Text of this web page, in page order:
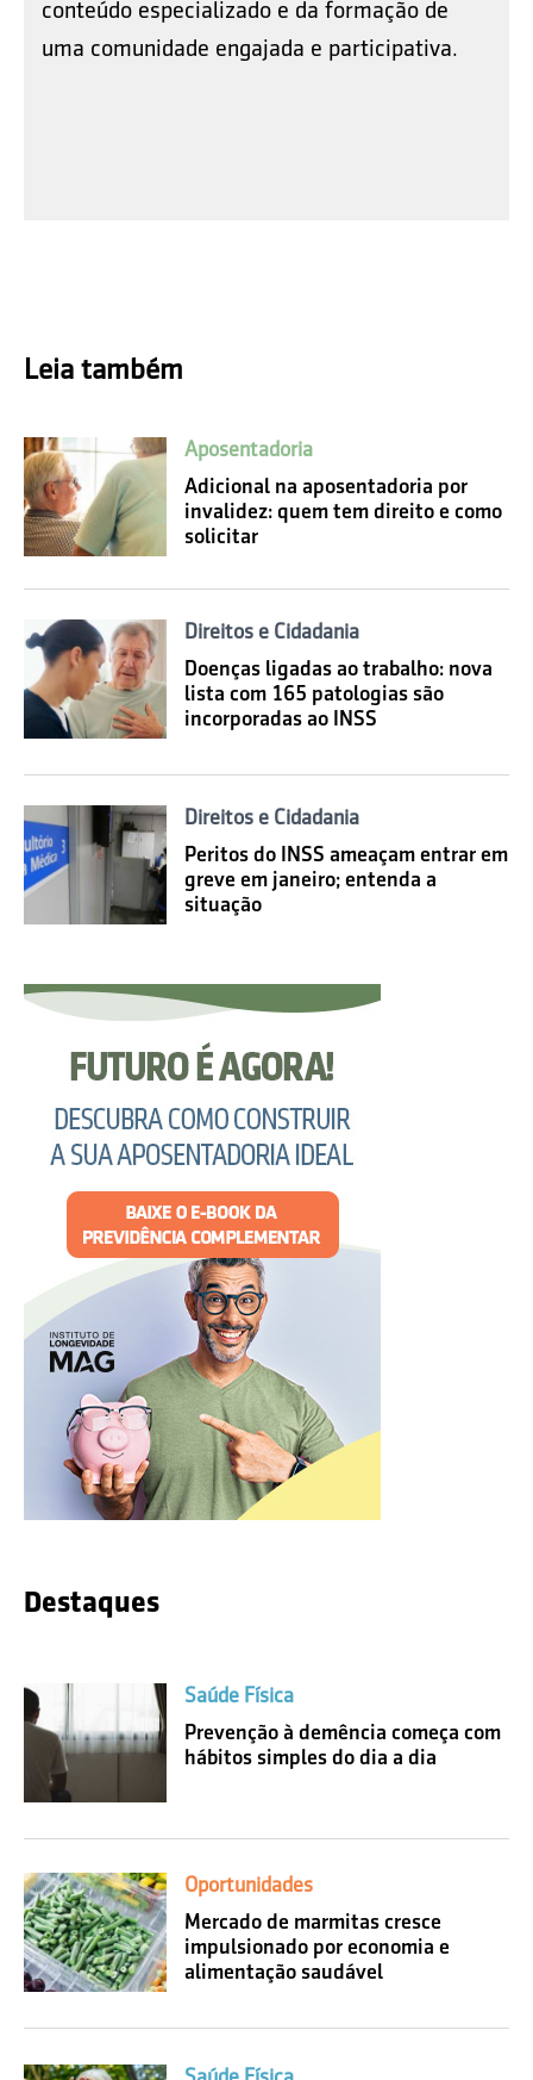
conteúdo especializado e da formação de
uma comunidade engajada e participativa.
Leia também
Aposentadoria
Adicional na aposentadoria por
invalidez: quem tem direito e como
solicitar
Direitos e Cidadania
Doenças ligadas ao trabalho: nova
lista com 165 patologias são
incorporadas ao INSS
Direitos e Cidadania
Peritos do INSS ameaçam entrar em
greve em janeiro; entenda a
situação
Destaques
Saúde Física
Prevenção à demência começa com
hábitos simples do dia a dia
Oportunidades
Mercado de marmitas cresce
impulsionado por economia e
alimentação saudável